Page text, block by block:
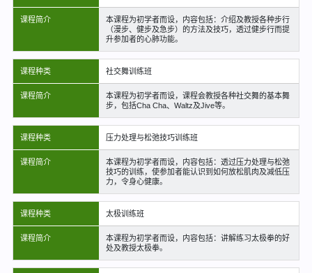
课程简介
本课程为初学者而设，内容包括：介绍及教授各种步行
（漫步、健步及急步）的方法及技巧，透过健步行而提
升参加者的心肺功能。
课程种类 社交舞训练班
课程简介
本课程为初学者而设，课程会教授各种社交舞的基本舞
步，包括Cha Cha、Waltz及Jive等。
课程种类 压力处理与松弛技巧训练班
课程简介
本课程为初学者而设，内容包括：透过压力处理与松弛
技巧的训练，使参加者能认识到如何放松肌肉及减低压
力，令身心健康。
课程种类 太极训练班
课程简介
本课程为初学者而设，内容包括：讲解练习太极拳的好
处及教授太极拳。